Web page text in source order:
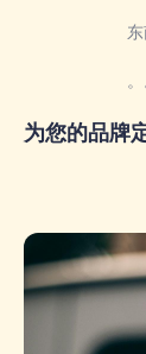
为您的品牌
。